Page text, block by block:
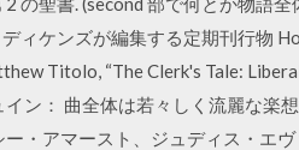
ィケンズが編集する定期刊行物
Titolo, “The Clerk's Tale:
ン： 曲全体は若々しく流麗な楽
・アマースト、ジュディス・エ